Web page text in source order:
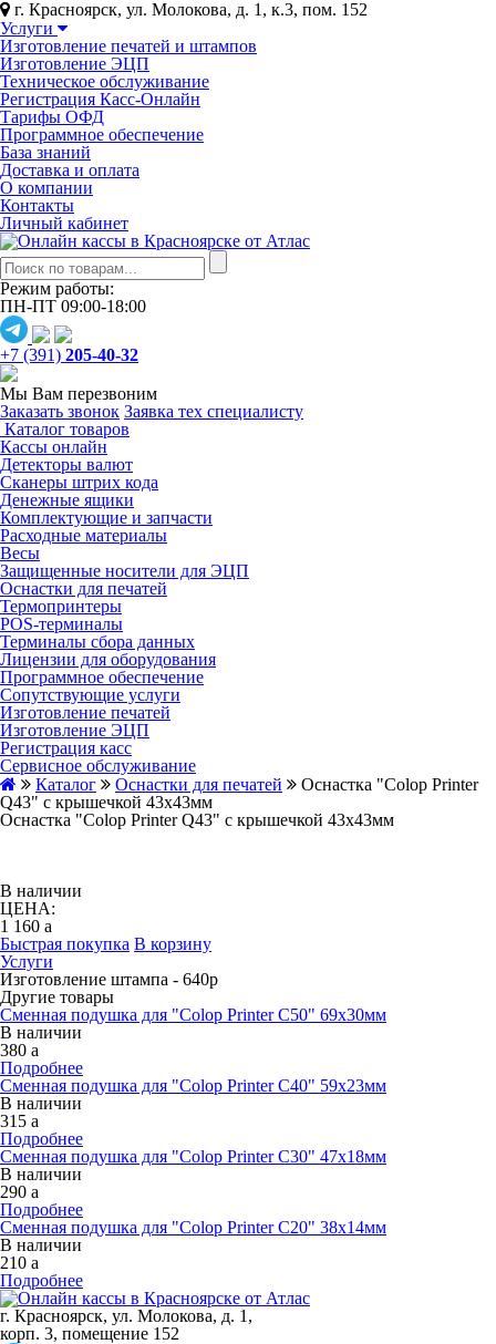
г. Красноярск, ул. Молокова, д. 1, к.3, пом. 152
Услуги
Изготовление печатей и штампов
Изготовление ЭЦП
Техническое обслуживание
Регистрация Касс-Онлайн
Тарифы ОФД
Программное обеспечение
База знаний
Доставка и оплата
О компании
Контакты
Личный кабинет
Режим работы:
ПН-ПТ 09:00-18:00
+7 (391) 205-40-32
Мы Вам перезвоним
Заказать звонок Заявка тех специалисту
Каталог товаров
Кассы онлайн
Детекторы валют
Сканеры штрих кода
Денежные ящики
Комплектующие и запчасти
Расходные материалы
Весы
Защищенные носители для ЭЦП
Оснастки для печатей
Термопринтеры
POS-терминалы
Терминалы сбора данных
Лицензии для оборудования
Программное обеспечение
Сопутствующие услуги
Изготовление печатей
Изготовление ЭЦП
Регистрация касс
Сервисное обслуживание
Каталог
Оснастки для печатей
Оснастка "Colop Printer
Q43" с крышечкой 43х43мм
Оснастка "Colop Printer Q43" с крышечкой 43х43мм
В наличии
ЦЕНА:
1 160 a
Быстрая покупка В корзину
Услуги
Изготовление штампа - 640р
Другие товары
Сменная подушка для "Colop Printer C50" 69х30мм
В наличии
380 a
Подробнее
Сменная подушка для "Colop Printer C40" 59х23мм
В наличии
315 a
Подробнее
Сменная подушка для "Colop Printer C30" 47х18мм
В наличии
290 a
Подробнее
Сменная подушка для "Colop Printer C20" 38х14мм
В наличии
210 a
Подробнее
г. Красноярск, ул. Молокова, д. 1,
корп. 3, помещение 152